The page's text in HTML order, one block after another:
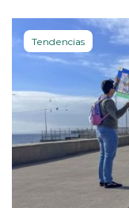
Tendencias